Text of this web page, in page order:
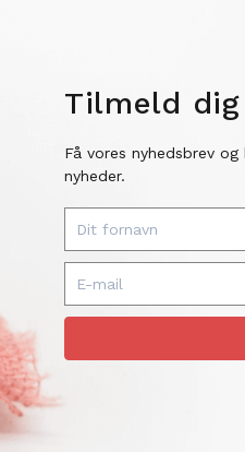
Tilmeld dig
Få vores nyhedsbrev
nyheder.